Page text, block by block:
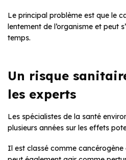
Le principal problème est que le
lentement de l’organisme et peut
temps.
Un risque
les experts
Les spécialistes de la santé
plusieurs années sur les effets
Il est classé comme cancérogène